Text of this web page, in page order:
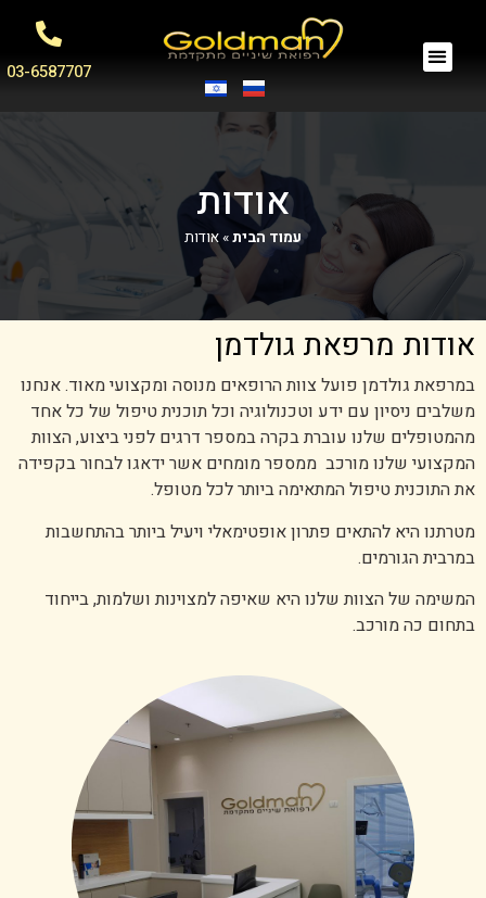
03-6587707
אודות
עמוד הבית»אודות
אודות מרפאת גולדמן
במרפאת גולדמן פועל צוות הרופאים מנוסה ומקצועי מאוד. אנחנו
משלבים ניסיון עם ידע וטכנולוגיה וכל תוכנית טיפול של כל אחד
מהמטופלים שלנו עוברת בקרה במספר דרגים לפני ביצוע, הצוות
המקצועי שלנו מורכב ממספר מומחים אשר ידאגו לבחור בקפידה
את התוכנית טיפול המתאימה ביותר לכל מטופל.
מטרתנו היא להתאים פתרון אופטימאלי ויעיל ביותר בהתחשבות
במרבית הגורמים.
המשימה של הצוות שלנו היא שאיפה למצוינות ושלמות, בייחוד
בתחום כה מורכב.